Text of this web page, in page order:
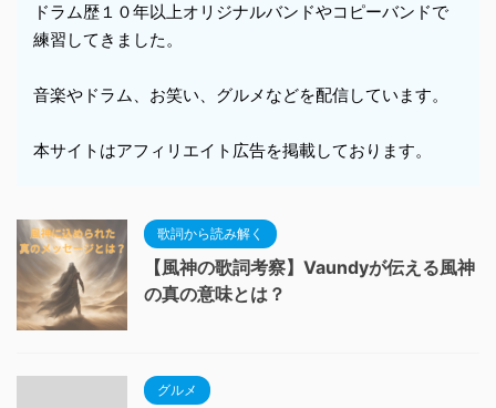
ドラム歴１０年以上オリジナルバンドやコピーバンドで
練習してきました。
音楽やドラム、お笑い、グルメなどを配信しています。
本サイトはアフィリエイト広告を掲載しております。
歌詞から読み解く
【風神の歌詞考察】Vaundyが伝える風神
の真の意味とは？
グルメ